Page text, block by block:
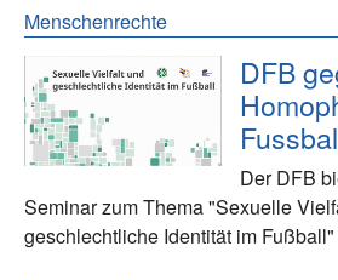
Menschenrechte
DFB
Der DFB
Seminar zum Thema "Sexuelle
geschlechtliche Identität im Fußball"